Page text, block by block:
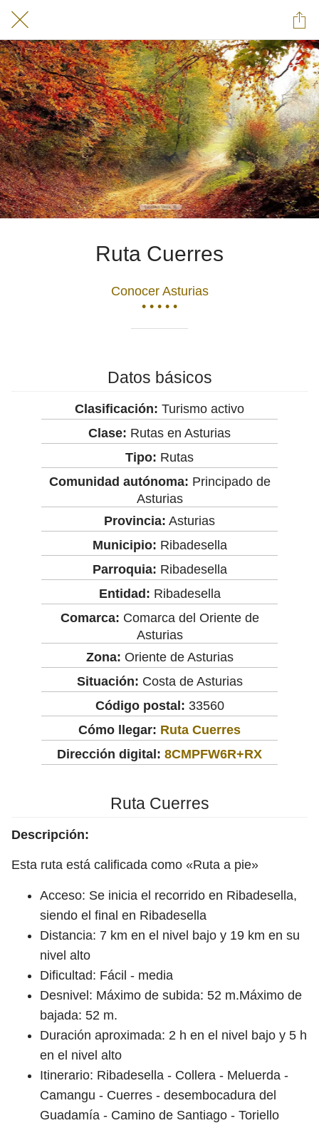
Ruta Cuerres
Conocer Asturias
• • • • •
Datos básicos
Clasificación: Turismo activo
Clase: Rutas en Asturias
Tipo: Rutas
Comunidad autónoma: Principado de
Asturias
Provincia: Asturias
Municipio: Ribadesella
Parroquia: Ribadesella
Entidad: Ribadesella
Comarca: Comarca del Oriente de
Asturias
Zona: Oriente de Asturias
Situación: Costa de Asturias
Código postal: 33560
Cómo llegar: Ruta Cuerres
Dirección digital: 8CMPFW6R+RX
Ruta Cuerres
Descripción:
Esta ruta está calificada como «Ruta a pie»
Acceso: Se inicia el recorrido en Ribadesella,
siendo el final en Ribadesella
Distancia: 7 km en el nivel bajo y 19 km en su
nivel alto
Dificultad: Fácil - media
Desnivel: Máximo de subida: 52 m.Máximo de
bajada: 52 m.
Duración aproximada: 2 h en el nivel bajo y 5 h
en el nivel alto
Itinerario: Ribadesella - Collera - Meluerda -
Camangu - Cuerres - desembocadura del
Guadamía - Camino de Santiago - Toriello